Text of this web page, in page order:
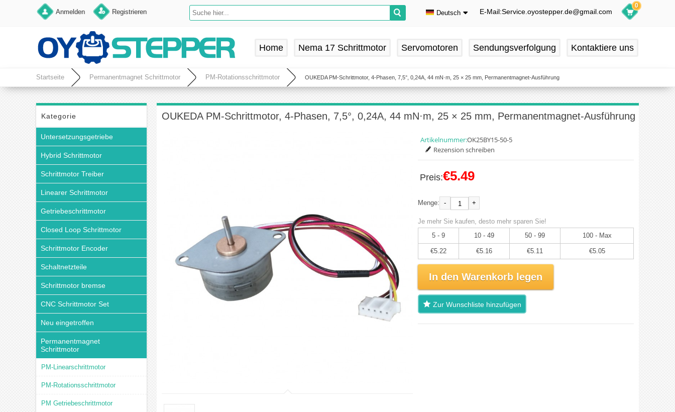
Anmelden Registrieren Deutsch
Deutsch
Español
E-Mail:Service.oyostepper.de@gmail.com
0
Home Nema 17 Schrittmotor Servomotoren Sendungsverfolgung Kontaktiere uns
Startseite Permanentmagnet Schrittmotor PM-Rotationsschrittmotor OUKEDA PM-Schrittmotor, 4-Phasen, 7,5°, 0,24A, 44 mN·m, 25 × 25 mm, Permanentmagnet-Ausführung
Kategorie
Untersetzungsgetriebe
Hybrid Schrittmotor
Schrittmotor Treiber
Linearer Schrittmotor
Getriebeschrittmotor
Closed Loop Schrittmotor
Schrittmotor Encoder
Schaltnetzteile
Schrittmotor bremse
CNC Schrittmotor Set
Neu eingetroffen
Permanentmagnet
Schrittmotor
PM-Linearschrittmotor
PM-Rotationsschrittmotor
PM Getriebeschrittmotor
OUKEDA PM-Schrittmotor, 4-Phasen, 7,5°, 0,24A, 44 mN·m, 25 × 25 mm, Permanentmagnet-Ausführung
Artikelnummer:OK25BY15-50-5
Rezension schreiben
Preis:€5.49
Menge: - +
Je mehr Sie kaufen, desto mehr sparen Sie!
5 - 9
10 - 49 50 - 99 100 - Max
€5.22 €5.16 €5.11 €5.05
In den Warenkorb legen
Zur Wunschliste hinzufügen